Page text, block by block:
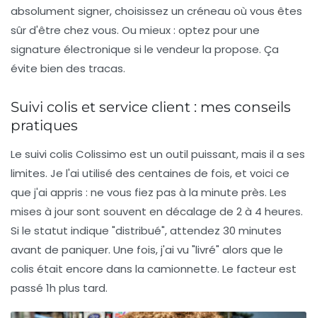
absolument signer, choisissez un créneau où vous êtes
sûr d'être chez vous. Ou mieux : optez pour une
signature électronique si le vendeur la propose. Ça
évite bien des tracas.
Suivi colis et service client : mes conseils
pratiques
Le suivi colis Colissimo est un outil puissant, mais il a ses
limites. Je l'ai utilisé des centaines de fois, et voici ce
que j'ai appris : ne vous fiez pas à la minute près. Les
mises à jour sont souvent en décalage de 2 à 4 heures.
Si le statut indique "distribué", attendez 30 minutes
avant de paniquer. Une fois, j'ai vu "livré" alors que le
colis était encore dans la camionnette. Le facteur est
passé 1h plus tard.